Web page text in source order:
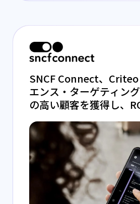
SNCF Connect、Criteo
エンス・ターゲティン
の高い顧客を獲得し、
上を実現